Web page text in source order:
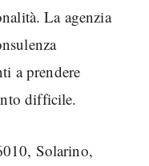
La agenzia
a prendere
difficile.
Solarino,